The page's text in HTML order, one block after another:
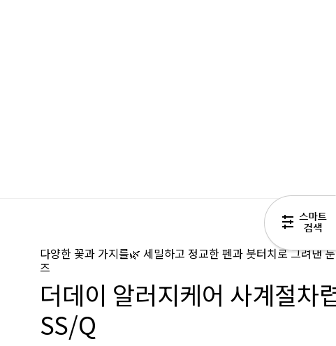
다양한 꽃과 가지를🌿 세밀하고 정교한 펜과 붓터치로 그려낸
즈
더데이 알러지케어 사계절차
SS/Q